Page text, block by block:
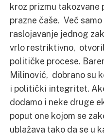
kroz prizmu takozvane
prazne čaše. Već
raslojavanje jednog
vrlo restriktivno,
političke procese.
Milinović, dobrano su
i politički integritet.
dodamo i neke druge
poput one kojom se
ublažava tako da se u